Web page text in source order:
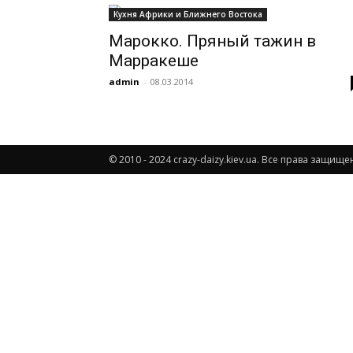
Кухня Африки и Ближнего Востока
Марокко. Пряный тажин в
Марракеше
admin - 08.03.2014
© 2010 - 2024 crazy-daizy.kiev.ua. Все права